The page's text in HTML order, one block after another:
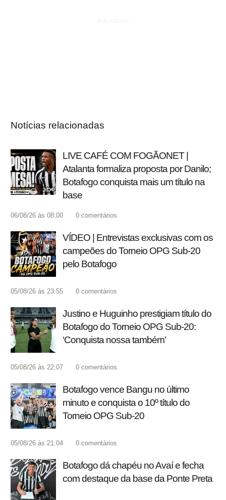
Notícias relacionadas
LIVE CAFÉ COM FOGÃONET |
Atalanta formaliza proposta por Danilo;
Botafogo conquista mais um título na
base
06/08/26 às 08:00 0 comentários
VÍDEO | Entrevistas exclusivas com os
campeões do Torneio OPG Sub-20
pelo Botafogo
05/08/26 às 23:55 0 comentários
Justino e Huguinho prestigiam título do
Botafogo do Torneio OPG Sub-20:
‘Conquista nossa também’
05/08/26 às 22:07 0 comentários
Botafogo vence Bangu no último
minuto e conquista o 10º título do
Torneio OPG Sub-20
05/08/26 às 21:04 0 comentários
Botafogo dá chapéu no Avaí e fecha
com destaque da base da Ponte Preta